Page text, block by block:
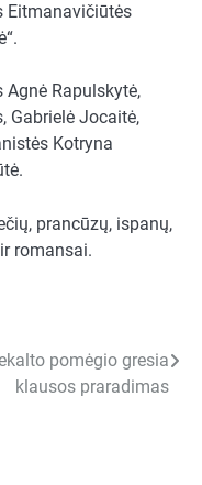
Eitmanavičiūtės
Rapulskytė,
Gabrielė Jocaitė,
Kotryna
prancūzų, ispanų,
romansai.
pomėgio gresia
klausos praradimas